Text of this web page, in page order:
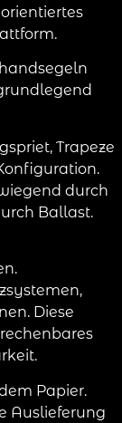
Trapeze
durch
Ballast.
Diese
Papier.
Auslieferung